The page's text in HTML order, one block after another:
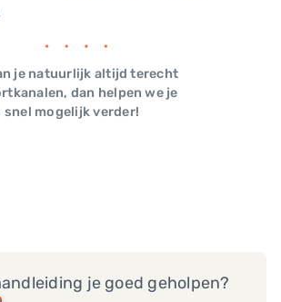
je natuurlijk altijd terecht
dan helpen we je
snel mogelijk verder!
je goed geholpen?